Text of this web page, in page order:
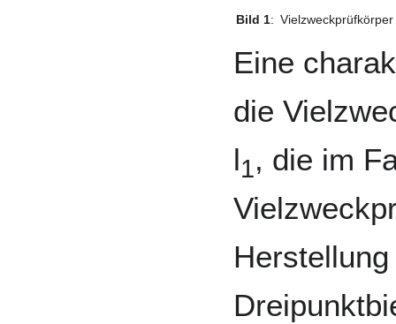
Bild 1:
Eine
die
l1, die im